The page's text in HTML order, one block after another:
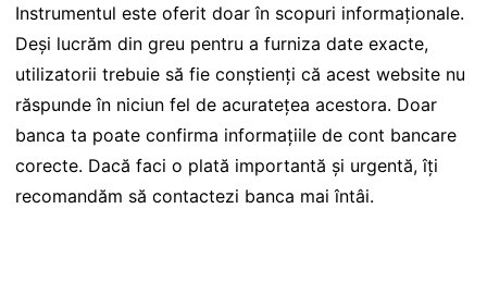
Instrumentul este oferit doar în scopuri informaționale.
Deși lucrăm din greu pentru a furniza date exacte,
utilizatorii trebuie să fie conștienți că acest website nu
răspunde în niciun fel de acuratețea acestora. Doar
banca ta poate confirma informațiile de cont bancare
corecte. Dacă faci o plată importantă și urgentă, îți
recomandăm să contactezi banca mai întâi.